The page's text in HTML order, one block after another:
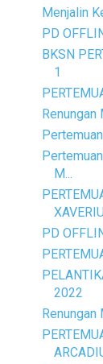
Menjalin
PD
BKSN
1
M...
PD
2022